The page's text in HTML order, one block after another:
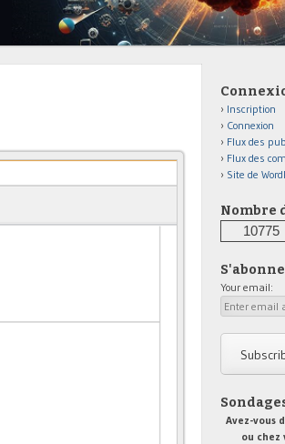
Inscription
Connexion
Flux des
Flux des
Site de
Nombre
10775
Your email:
Avez-vous
ou chez